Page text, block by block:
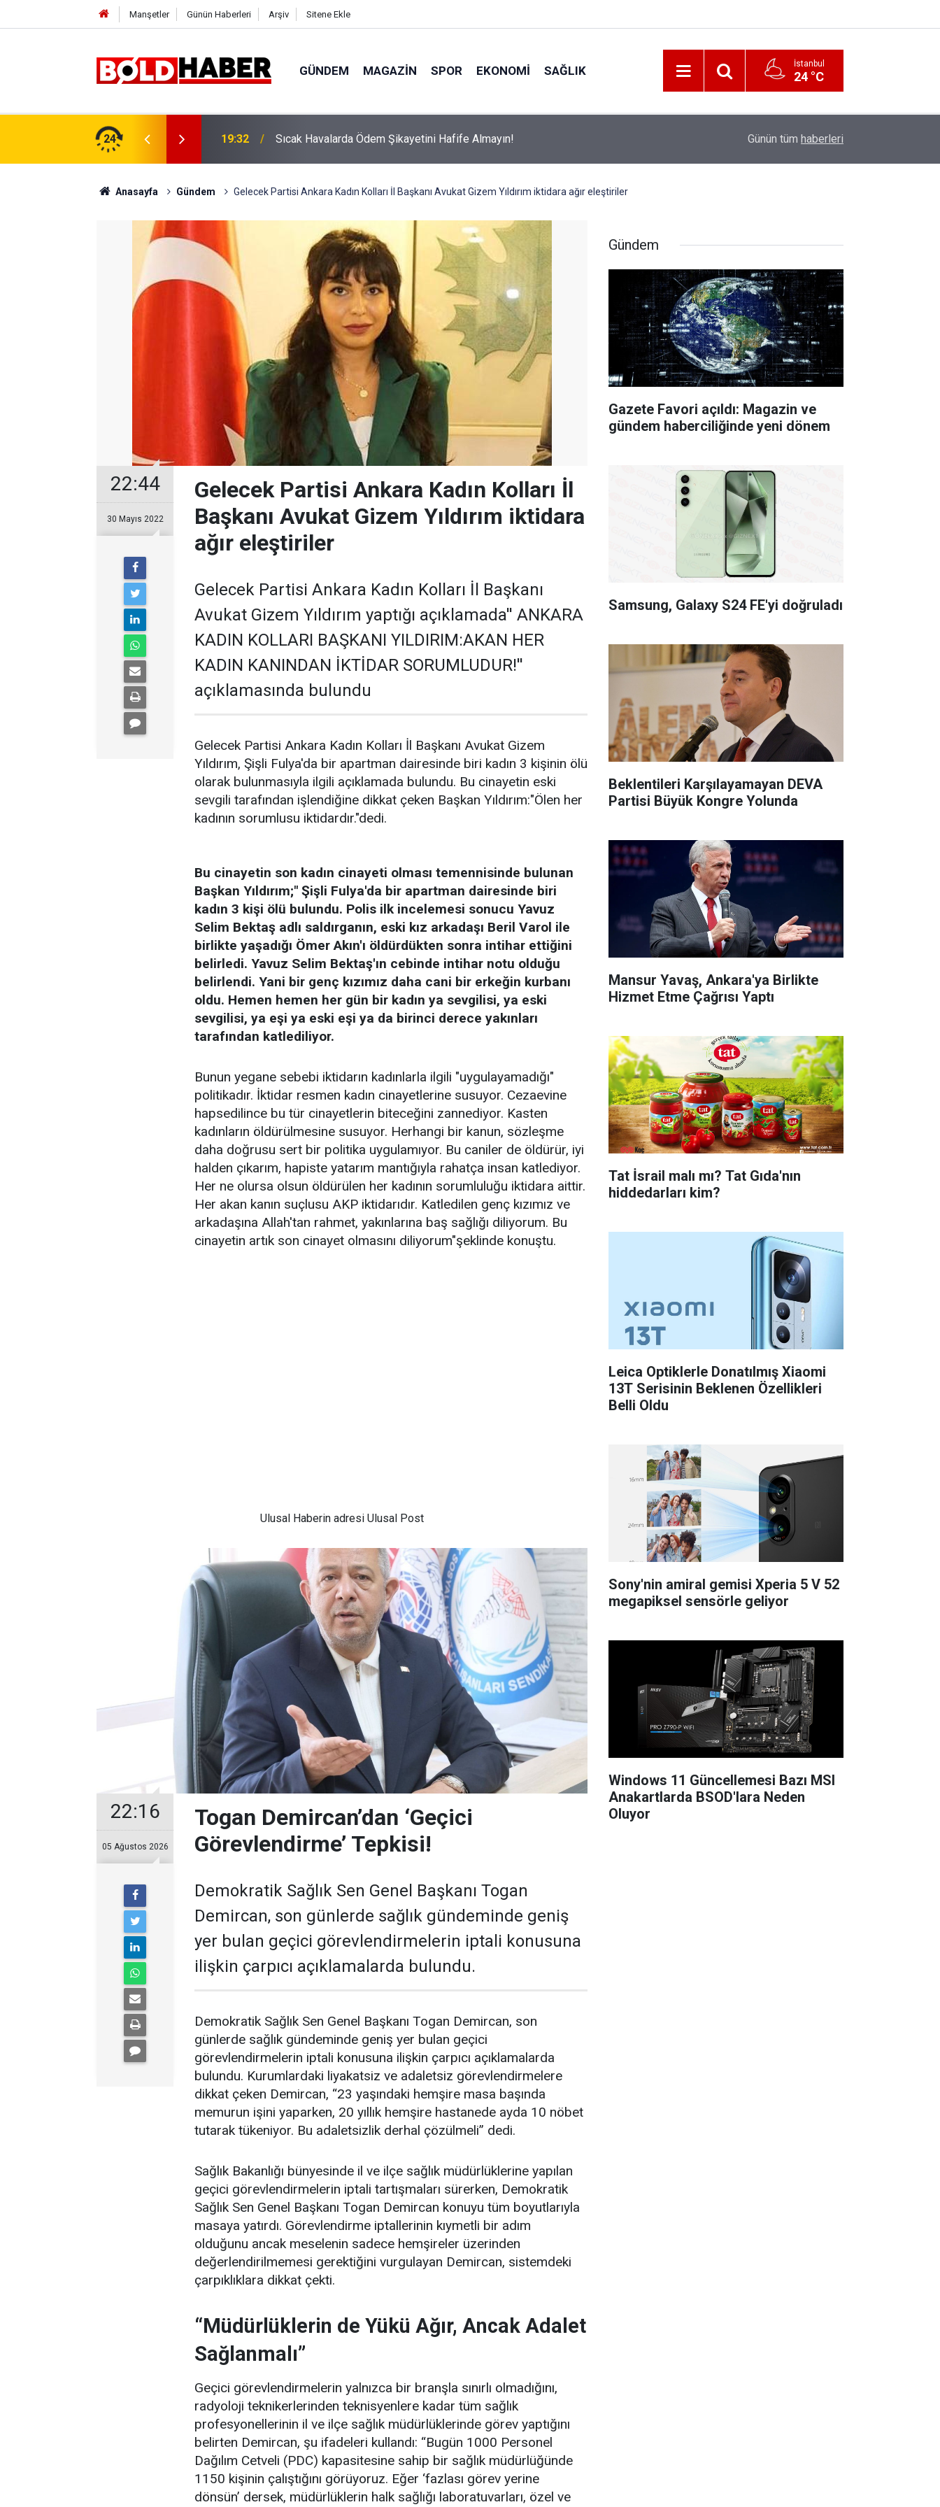
Manşetler Günün Haberleri Arşiv Sitene Ekle
GÜNDEM MAGAZIN SPOR EKONOMI SAĞLIK İstanbul
24 °C
24 19:32 Sıcak Havalarda Ödem Şikayetini Hafife Almayın! İzmir 112’de Kan Donduran İddialar!
Günün tüm haberleri
Anasayfa Gündem Gelecek Partisi Ankara Kadın Kolları İl Başkanı Avukat Gizem Yıldırım iktidara ağır eleştiriler
22:44
30 Mayıs 2022
Gelecek Partisi Ankara Kadın Kolları İl
Başkanı Avukat Gizem Yıldırım iktidara
ağır eleştiriler
Gelecek Partisi Ankara Kadın Kolları İl Başkanı
Avukat Gizem Yıldırım yaptığı açıklamada'' ANKARA
KADIN KOLLARI BAŞKANI YILDIRIM:AKAN HER
KADIN KANINDAN İKTİDAR SORUMLUDUR!''
açıklamasında bulundu
Gelecek Partisi Ankara Kadın Kolları İl Başkanı Avukat Gizem
Yıldırım, Şişli Fulya'da bir apartman dairesinde biri kadın 3 kişinin ölü
olarak bulunmasıyla ilgili açıklamada bulundu. Bu cinayetin eski
sevgili tarafından işlendiğine dikkat çeken Başkan Yıldırım:"Ölen her
kadının sorumlusu iktidardır."dedi.
Bu cinayetin son kadın cinayeti olması temennisinde bulunan
Başkan Yıldırım;" Şişli Fulya'da bir apartman dairesinde biri
kadın 3 kişi ölü bulundu. Polis ilk incelemesi sonucu Yavuz
Selim Bektaş adlı saldırganın, eski kız arkadaşı Beril Varol ile
birlikte yaşadığı Ömer Akın'ı öldürdükten sonra intihar ettiğini
belirledi. Yavuz Selim Bektaş'ın cebinde intihar notu olduğu
belirlendi. Yani bir genç kızımız daha cani bir erkeğin kurbanı
oldu. Hemen hemen her gün bir kadın ya sevgilisi, ya eski
sevgilisi, ya eşi ya eski eşi ya da birinci derece yakınları
tarafından katlediliyor.
Bunun yegane sebebi iktidarın kadınlarla ilgili "uygulayamadığı"
politikadır. İktidar resmen kadın cinayetlerine susuyor. Cezaevine
hapsedilince bu tür cinayetlerin biteceğini zannediyor. Kasten
kadınların öldürülmesine susuyor. Herhangi bir kanun, sözleşme
daha doğrusu sert bir politika uygulamıyor. Bu caniler de öldürür, iyi
halden çıkarım, hapiste yatarım mantığıyla rahatça insan katlediyor.
Her ne olursa olsun öldürülen her kadının sorumluluğu iktidara aittir.
Her akan kanın suçlusu AKP iktidarıdır. Katledilen genç kızımız ve
arkadaşına Allah'tan rahmet, yakınlarına baş sağlığı diliyorum. Bu
cinayetin artık son cinayet olmasını diliyorum"şeklinde konuştu.
Ulusal Haberin adresi Ulusal Post
22:16
05 Ağustos 2026
Togan Demircan’dan ‘Geçici
Görevlendirme’ Tepkisi!
Demokratik Sağlık Sen Genel Başkanı Togan
Demircan, son günlerde sağlık gündeminde geniş
yer bulan geçici görevlendirmelerin iptali konusuna
ilişkin çarpıcı açıklamalarda bulundu.
Demokratik Sağlık Sen Genel Başkanı Togan Demircan, son
günlerde sağlık gündeminde geniş yer bulan geçici
görevlendirmelerin iptali konusuna ilişkin çarpıcı açıklamalarda
bulundu. Kurumlardaki liyakatsiz ve adaletsiz görevlendirmelere
dikkat çeken Demircan, “23 yaşındaki hemşire masa başında
memurun işini yaparken, 20 yıllık hemşire hastanede ayda 10 nöbet
tutarak tükeniyor. Bu adaletsizlik derhal çözülmeli” dedi.
Sağlık Bakanlığı bünyesinde il ve ilçe sağlık müdürlüklerine yapılan
geçici görevlendirmelerin iptali tartışmaları sürerken, Demokratik
Sağlık Sen Genel Başkanı Togan Demircan konuyu tüm boyutlarıyla
masaya yatırdı. Görevlendirme iptallerinin kıymetli bir adım
olduğunu ancak meselenin sadece hemşireler üzerinden
değerlendirilmemesi gerektiğini vurgulayan Demircan, sistemdeki
çarpıklıklara dikkat çekti.
“Müdürlüklerin de Yükü Ağır, Ancak Adalet
Sağlanmalı”
Geçici görevlendirmelerin yalnızca bir branşla sınırlı olmadığını,
radyoloji teknikerlerinden teknisyenlere kadar tüm sağlık
profesyonellerinin il ve ilçe sağlık müdürlüklerinde görev yaptığını
belirten Demircan, şu ifadeleri kullandı: “Bugün 1000 Personel
Dağılım Cetveli (PDC) kapasitesine sahip bir sağlık müdürlüğünde
1150 kişinin çalıştığını görüyoruz. Eğer ‘fazlası görev yerine
dönsün’ dersek, müdürlüklerin halk sağlığı laboratuvarları, özel ve
Gündem
Gazete Favori açıldı: Magazin ve
gündem haberciliğinde yeni dönem
Samsung, Galaxy S24 FE'yi doğruladı
Beklentileri Karşılayamayan DEVA
Partisi Büyük Kongre Yolunda
Mansur Yavaş, Ankara'ya Birlikte
Hizmet Etme Çağrısı Yaptı
Tat İsrail malı mı? Tat Gıda'nın
hiddedarları kim?
Leica Optiklerle Donatılmış Xiaomi
13T Serisinin Beklenen Özellikleri
Belli Oldu
Sony'nin amiral gemisi Xperia 5 V 52
megapiksel sensörle geliyor
Windows 11 Güncellemesi Bazı MSI
Anakartlarda BSOD'lara Neden
Oluyor